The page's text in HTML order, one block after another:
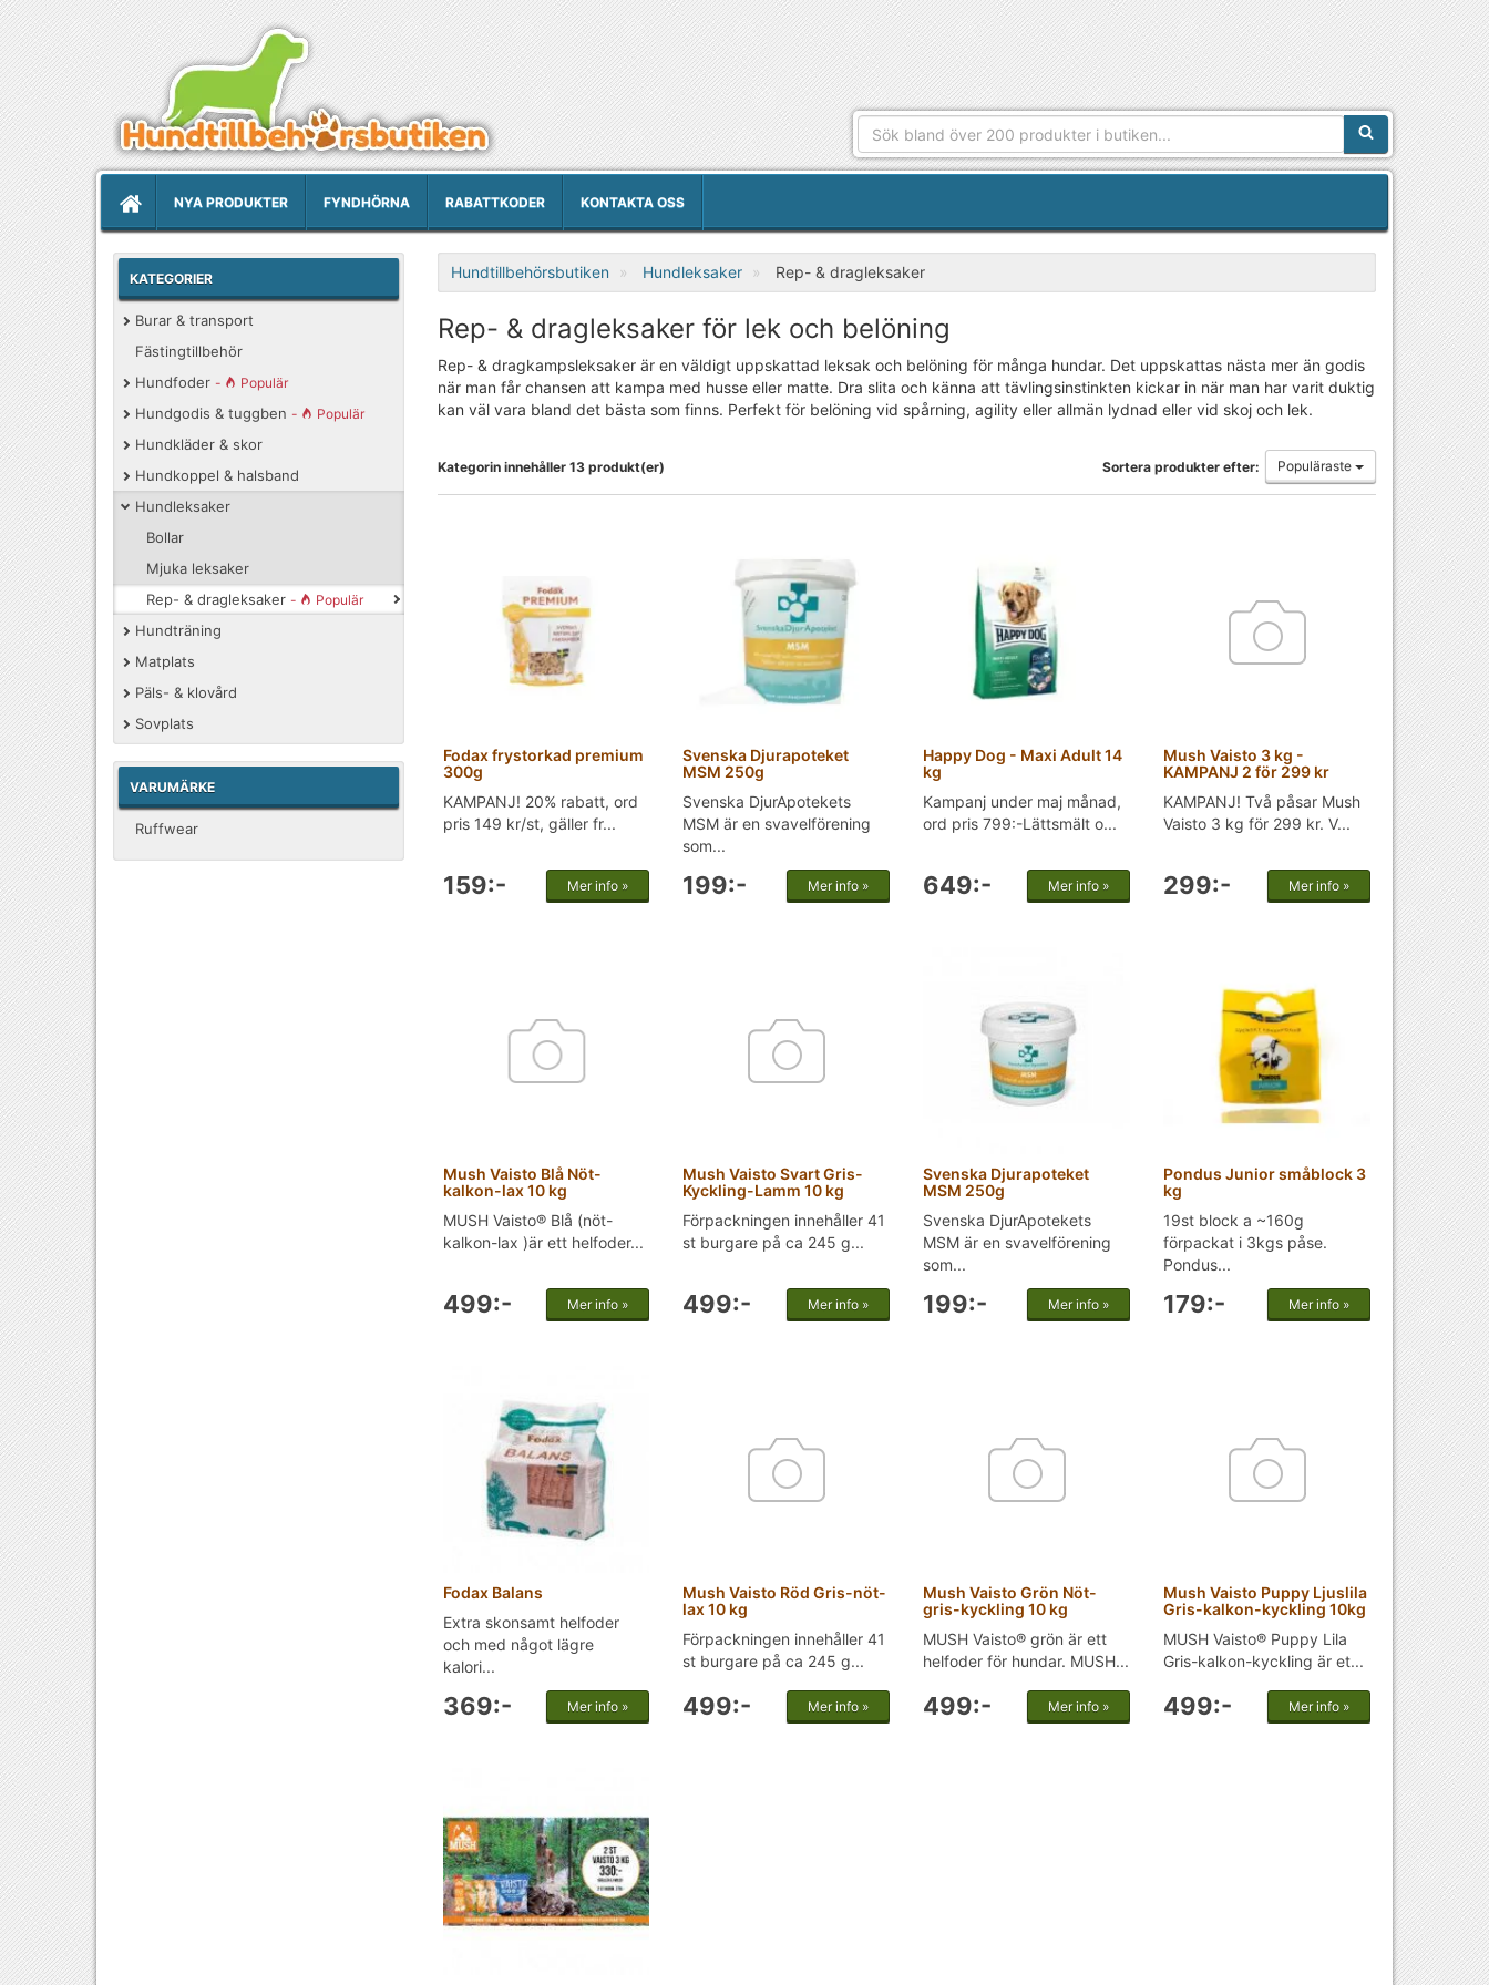
Sökfras:
NYA PRODUKTER FYNDHÖRNA RABATTKODER KONTAKTA OSS
KATEGORIER
Burar & transport
Fästingtillbehör
Hundfoder - Populär
Hundgodis & tuggben - Populär
Hundkläder & skor
Hundkoppel & halsband
Hundleksaker
Bollar
Mjuka leksaker
Rep- & dragleksaker - Populär
Hundträning
Matplats
Päls- & klovård
Sovplats
VARUMÄRKE
Ruffwear
Hundtillbehörsbutiken Hundleksaker Rep- & dragleksaker
Rep- & dragleksaker för lek och belöning
Rep- & dragkampsleksaker är en väldigt uppskattad leksak och belöning för många hundar. Det uppskattas nästa mer än godis
när man får chansen att kampa med husse eller matte. Dra slita och känna att tävlingsinstinkten kickar in när man har varit duktig
kan väl vara bland det bästa som finns. Perfekt för belöning vid spårning, agility eller allmän lydnad eller vid skoj och lek.
Kategorin innehåller 13 produkt(er) Sortera produkter efter: Populäraste
Fodax frystorkad premium
300g
KAMPANJ! 20% rabatt, ord
pris 149 kr/st, gäller fr...
159:- Mer info »
Svenska Djurapoteket
MSM 250g
Svenska DjurApotekets
MSM är en svavelförening
som...
199:- Mer info »
Happy Dog - Maxi Adult 14
kg
Kampanj under maj månad,
ord pris 799:-Lättsmält o...
649:- Mer info »
Mush Vaisto 3 kg -
KAMPANJ 2 för 299 kr
KAMPANJ! Två påsar Mush
Vaisto 3 kg för 299 kr. V...
299:- Mer info »
Mush Vaisto Blå Nöt-
kalkon-lax 10 kg
MUSH Vaisto® Blå (nöt-
kalkon-lax )är ett helfoder...
499:- Mer info »
Mush Vaisto Svart Gris-
Kyckling-Lamm 10 kg
Förpackningen innehåller 41
st burgare på ca 245 g...
499:- Mer info »
Svenska Djurapoteket
MSM 250g
Svenska DjurApotekets
MSM är en svavelförening
som...
199:- Mer info »
Pondus Junior småblock 3
kg
19st block a ~160g
förpackat i 3kgs påse.
Pondus...
179:- Mer info »
Fodax Balans
Extra skonsamt helfoder
och med något lägre
kalori...
369:- Mer info »
Mush Vaisto Röd Gris-nöt-
lax 10 kg
Förpackningen innehåller 41
st burgare på ca 245 g...
499:- Mer info »
Mush Vaisto Grön Nöt-
gris-kyckling 10 kg
MUSH Vaisto® grön är ett
helfoder för hundar. MUSH...
499:- Mer info »
Mush Vaisto Puppy Ljuslila
Gris-kalkon-kyckling 10kg
MUSH Vaisto® Puppy Lila
Gris-kalkon-kyckling är et...
499:- Mer info »